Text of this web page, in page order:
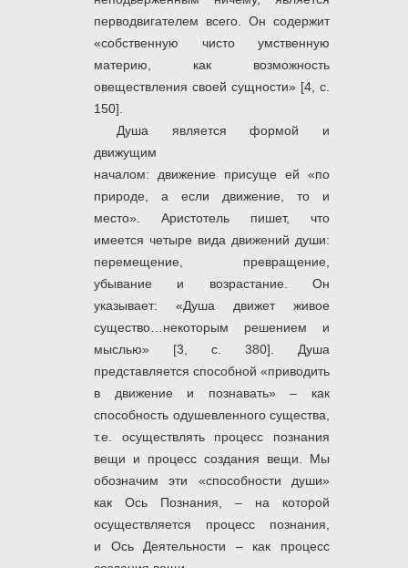
перводвигателем всего. Он содержит
«собственную чисто умственную
материю, как возможность
овеществления своей сущности» [4, с.
150].
Душа является формой и
движущим
началом: движение присуще ей «по
природе, а если движение, то и
место». Аристотель пишет, что
имеется четыре вида движений души:
перемещение, превращение,
убывание и возрастание. Он
указывает: «Душа движет живое
существо…некоторым решением и
мыслью» [3, с. 380]. Душа
представляется способной «приводить
в движение и познавать» – как
способность одушевленного существа,
т.е. осуществлять процесс познания
вещи и процесс создания вещи. Мы
обозначим эти «способности души»
как Ось Познания, – на которой
осуществляется процесс познания,
и Ось Деятельности
– как процесс